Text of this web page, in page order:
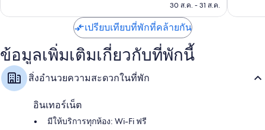
ทีวีจอแอลอีดี 55 นิ้ว พร้อม Netflix Hulu และ บริการสตรีมมิ่ง
ตู้เสื้อผ้า, เชฟส่วนตัว และลำโพงอัจฉริยะ
฿8,279
30 ส.ค. - 31 ส.ค.
เปรียบเทียบที่พักที่คล้ายกัน
ข้อมูลเพิ่มเติมเกี่ยวกับที่พักนี้
สิ่งอำนวยความสะดวกในที่พัก
อินเทอร์เน็ต
มีให้บริการทุกห้อง: Wi-Fi ฟรี